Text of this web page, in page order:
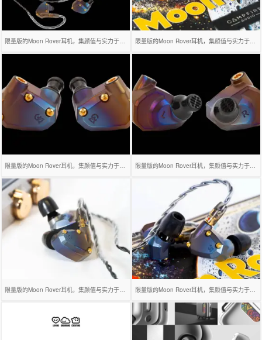
限量版的Moon Rover耳机，集颜值与实力于一身的好物~ 限量版的Moon Rover耳机，集颜值与实力于一身的好物~